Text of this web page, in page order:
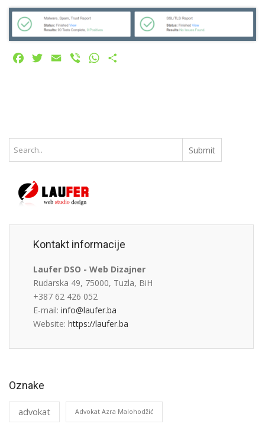
FacebookTwitter
Email Viber WhatsApp
Kontakt informacije
Laufer DSO - Web Dizajner
Rudarska 49, 75000, Tuzla, BiH
+387 62 426 052
E-mail: info@laufer.ba
Website: https://laufer.ba
Oznake
advokat Advokat Azra Malohodžić